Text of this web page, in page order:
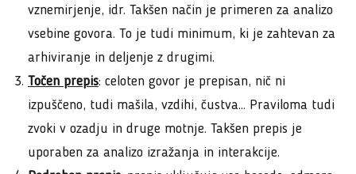
vznemirjenje, idr. Takšen način je primeren za analizo
vsebine govora. To je tudi minimum, ki je zahtevan za
arhiviranje in deljenje z drugimi.
Točen prepis: celoten govor je prepisan, nič ni
izpuščeno, tudi mašila, vzdihi, čustva… Praviloma tudi
zvoki v ozadju in druge motnje. Takšen prepis je
uporaben za analizo izražanja in interakcije.